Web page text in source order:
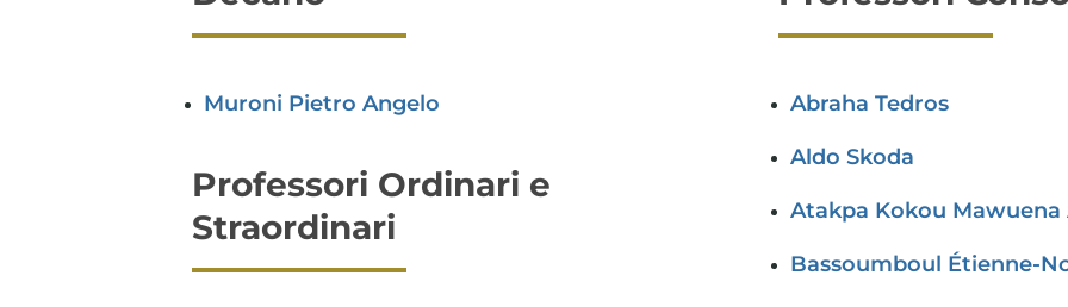
Muroni Pietro Angelo
Professori Ordinari e
Straordinari
Abraha Tedros
Aldo Skoda
Atakpa Kokou Mawuena
Bassoumboul Étienne-